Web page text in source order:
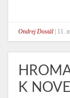
Ondrej Dostál 11.
K